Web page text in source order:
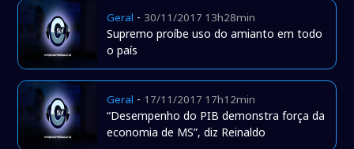
Geral - 30/11/2017 13h28min
Supremo proíbe uso do amianto em todo
o país
Geral - 17/11/2017 17h12min
“Desempenho do PIB demonstra força da
economia de MS”, diz Reinaldo